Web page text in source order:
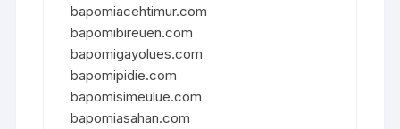
bapomiacehtimur.com
bapomibireuen.com
bapomigayolues.com
bapomipidie.com
bapomisimeulue.com
bapomiasahan.com